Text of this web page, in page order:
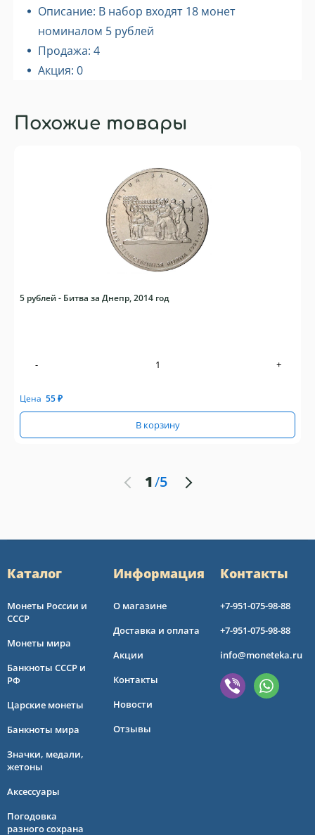
Описание: В набор входят 18 монет
номиналом 5 рублей
Продажа: 4
Акция: 0
Похожие товары
5 рублей - Битва за Днепр, 2014 год
- +
Цена 55₽
В корзину
1/5
Каталог
Монеты России и
СССР
Монеты мира
Банкноты СССР и
РФ
Царские монеты
Банкноты мира
Значки, медали,
жетоны
Аксессуары
Погодовка
разного сохрана
Информация
О магазине
Доставка и оплата
Акции
Контакты
Новости
Отзывы
Контакты
+7-951-075-98-88
+7-951-075-98-88
info@moneteka.ru